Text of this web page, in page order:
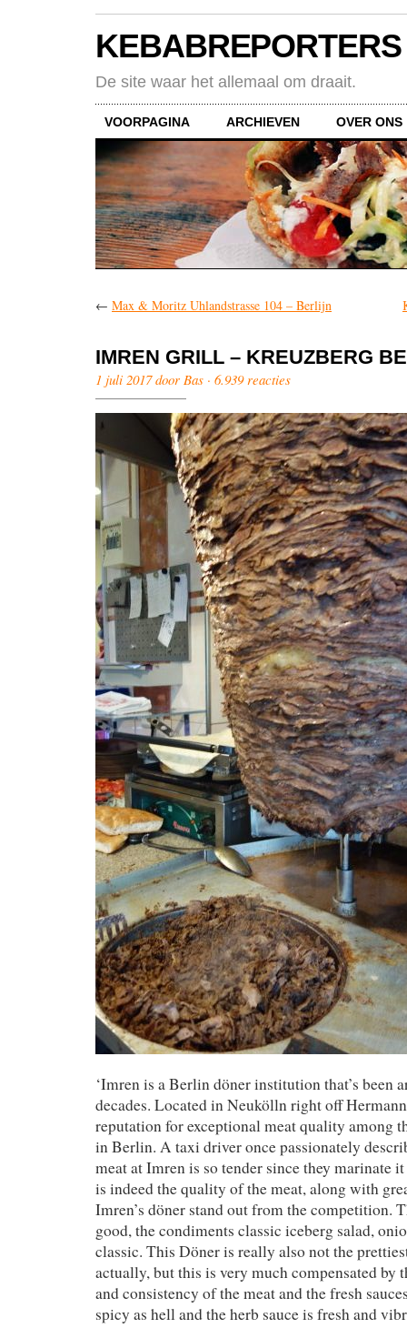
KEBABREPORTERS
De site waar het allemaal om draait.
VOORPAGINA ARCHIEVEN OVER ONS
← Max & Moritz Uhlandstrasse 104 – Berlijn
IMREN GRILL – KREUZBERG
1 juli 2017 door Bas · 6.939 reacties
‘Imren is a Berlin döner institution that’s been
decades. Located in Neukölln right off
reputation for exceptional meat quality among
in Berlin. A taxi driver once passionately
meat at Imren is so tender since they marinate
is indeed the quality of the meat, along with
Imren’s döner stand out from the competition.
good, the condiments classic iceberg salad,
classic. This Döner is really also not the
actually, but this is very much compensated by
and consistency of the meat and the fresh
spicy as hell and the herb sauce is fresh and